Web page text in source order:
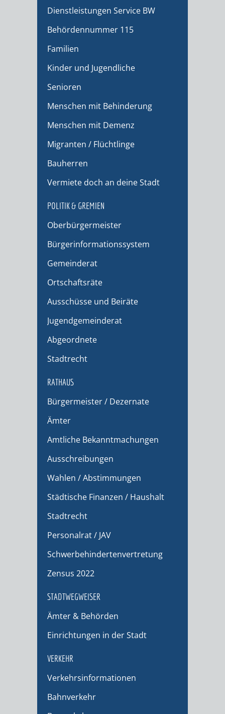
Dienstleistungen Service BW
Behördennummer 115
Familien
Kinder und Jugendliche
Senioren
Menschen mit Behinderung
Menschen mit Demenz
Migranten / Flüchtlinge
Bauherren
Vermiete doch an deine Stadt
POLITIK & GREMIEN
Oberbürgermeister
Bürgerinformationssystem
Gemeinderat
Ortschaftsräte
Ausschüsse und Beiräte
Jugendgemeinderat
Abgeordnete
Stadtrecht
RATHAUS
Bürgermeister / Dezernate
Ämter
Amtliche Bekanntmachungen
Ausschreibungen
Wahlen / Abstimmungen
Städtische Finanzen / Haushalt
Stadtrecht
Personalrat / JAV
Schwerbehindertenvertretung
Zensus 2022
STADTWEGWEISER
Ämter & Behörden
Einrichtungen in der Stadt
VERKEHR
Verkehrsinformationen
Bahnverkehr